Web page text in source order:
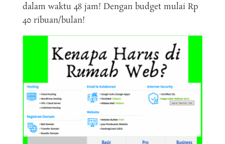
dalam waktu 48 jam! Dengan budget mulai Rp
40 ribuan/bulan!